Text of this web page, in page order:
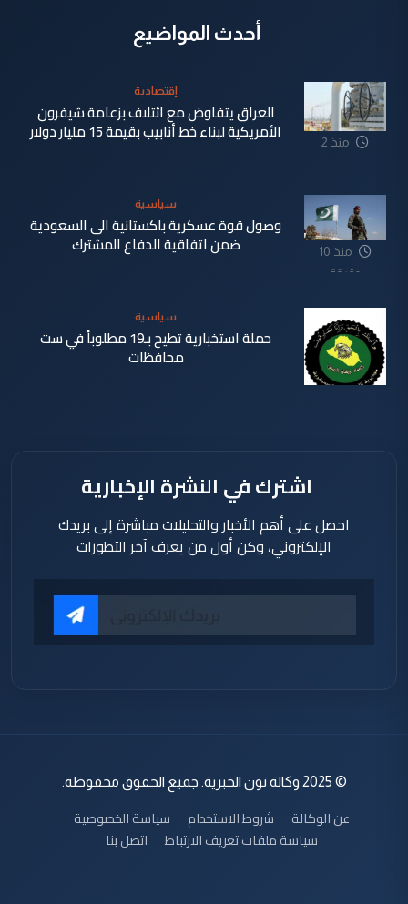
أحدث المواضيع
منذ 2
إقتصادية
العراق يتفاوض مع ائتلاف بزعامة شيفرون
الأمريكية لبناء خط أنابيب بقيمة 15 مليار دولار
منذ 10
دقيقة
سياسية
وصول قوة عسكرية باكستانية الى السعودية
ضمن اتفاقية الدفاع المشترك
سياسية
حملة استخبارية تطيح بـ19 مطلوباً في ست
محافظات
اشترك في النشرة الإخبارية
احصل على أهم الأخبار والتحليلات مباشرة إلى بريدك
الإلكتروني، وكن أول من يعرف آخر التطورات
© 2025 وكالة نون الخبرية. جميع الحقوق محفوظة.
عن الوكالة شروط الاستخدام
سياسة الخصوصية
سياسة ملفات تعريف الارتباط
اتصل بنا